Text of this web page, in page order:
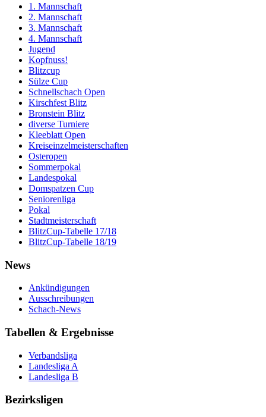
1. Mannschaft
2. Mannschaft
3. Mannschaft
4. Mannschaft
Jugend
Kopfnuss!
Blitzcup
Sülze Cup
Schnellschach Open
Kirschfest Blitz
Bronstein Blitz
diverse Turniere
Kleeblatt Open
Kreiseinzelmeisterschaften
Osteropen
Sommerpokal
Landespokal
Domspatzen Cup
Seniorenliga
Pokal
Stadtmeisterschaft
BlitzCup-Tabelle 17/18
BlitzCup-Tabelle 18/19
News
Ankündigungen
Ausschreibungen
Schach-News
Tabellen & Ergebnisse
Verbandsliga
Landesliga A
Landesliga B
Bezirksligen